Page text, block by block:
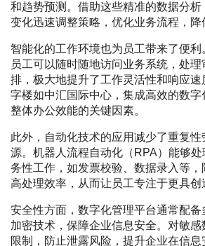
和趋势预测。借助这些精准的数据分
变化迅速调整策略，优化业务流程，降
智能化的工作环境也为员工带来了便利
员工可以随时随地访问业务系统，处
排，极大地提升了工作灵活性和响应
字楼如中汇国际中心，集成高效的数
整体办公效能的关键因素。
此外，自动化技术的应用减少了重复
源。机器人流程自动化（RPA）能够
务性工作，如发票校验、数据录入等
高处理效率，从而让员工专注于更具创
安全性方面，数字化管理平台通常配
加密技术，保障企业信息安全。对敏
限制，防止泄露风险，提升企业在信